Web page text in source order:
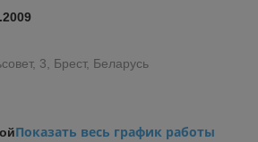
3, Брест, Беларусь
Показать весь график работы